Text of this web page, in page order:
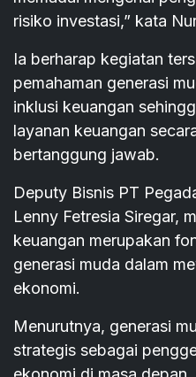
risiko investasi,” kata
Ia berharap kegiatan
pemahaman generasi
inklusi keuangan
layanan keuangan
bertanggung jawab.
Deputy Bisnis PT
Lenny Fetresia Siregar,
keuangan merupakan
generasi muda dalam
ekonomi.
Menurutnya, generasi
strategis sebagai